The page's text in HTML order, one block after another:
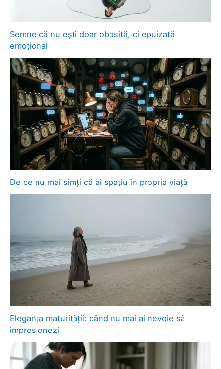
Semne că nu ești doar obosită, ci epuizată
emoțional
De ce nu mai simți că ai spațiu în propria viață
Eleganța maturității: când nu mai ai nevoie să
impresionezi